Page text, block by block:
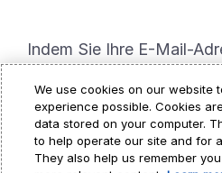
Indem Sie Ihre E-Mail-
Technology Talent
von Symphony Talent)
auswählen, erklären Sie
einverstanden, dass
gesammelt, verwendet,
Hi, I’m
We use cookies on our website
experience possible. Cookies
data stored on your computer.
to help operate our site and for
They also help us remember